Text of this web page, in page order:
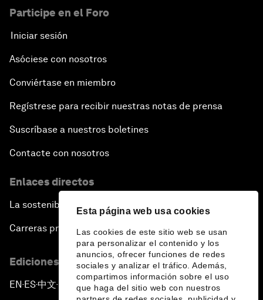
Esta página web usa cookies
Las cookies de este sitio web se usan
para personalizar el contenido y los
anuncios, ofrecer funciones de redes
sociales y analizar el tráfico. Además,
compartimos información sobre el uso
que haga del sitio web con nuestros
Participe en el Foro
Iniciar sesión
Asóciese con nosotros
Conviértase en miembro
Regístrese para recibir nuestras notas de prensa
Suscríbase a nuestros boletines
Contacte con nosotros
Enlaces directos
La sostenibilidad en el Foro
Carreras profesionales
Ediciones en otros idiomas
EN ▪ES▪中文▪ 日本語